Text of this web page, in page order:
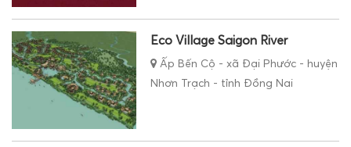
Eco Village Saigon River
Ấp Bến Cộ - xã Đại Phước - huyện
Nhơn Trạch - tỉnh Đồng Nai